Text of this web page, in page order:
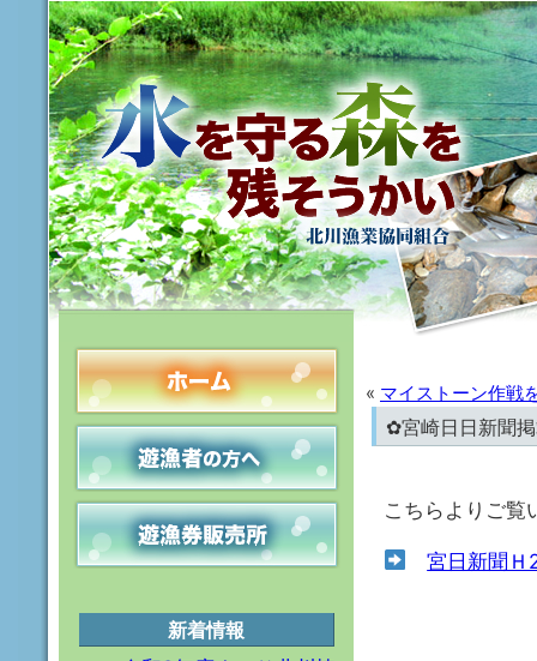
« マイストーン作戦
✿宮崎日日新聞
こちらよりご覧
宮日新聞Ｈ
新着情報